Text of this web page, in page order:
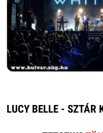
LUCY BELLE - SZTÁR